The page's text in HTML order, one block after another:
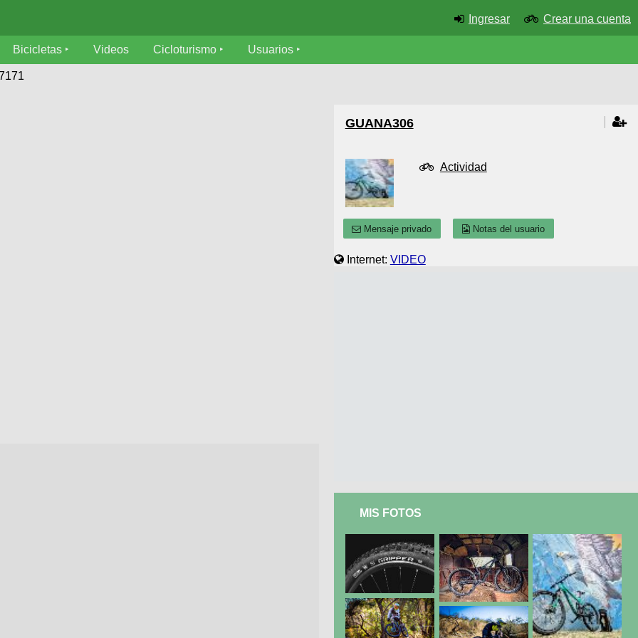
Ingresar Crear una cuenta
Bicicletas Videos Cicloturismo Usuarios
GUANA306
Actividad
Mensaje privado Notas del usuario
Internet: VIDEO
MIS FOTOS